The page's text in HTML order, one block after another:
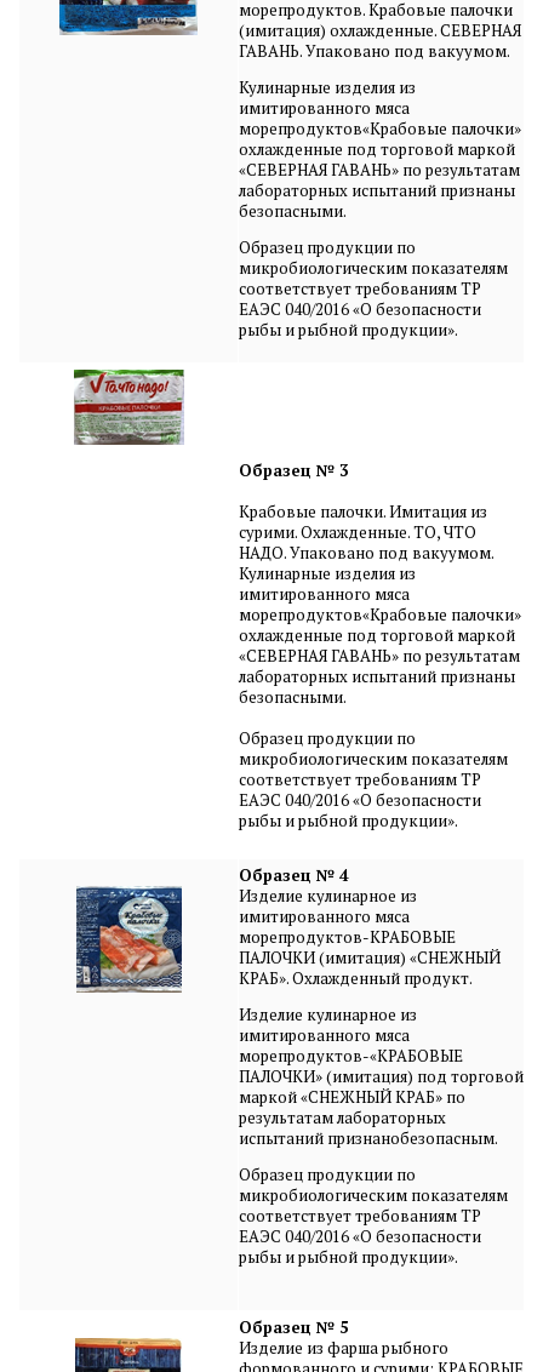
морепродуктов. Крабовые палочки
(имитация) охлажденные. СЕВЕРНАЯ
ГАВАНЬ. Упаковано под вакуумом.
Кулинарные изделия из
имитированного мяса
морепродуктов«Крабовые палочки»
охлажденные под торговой маркой
«СЕВЕРНАЯ ГАВАНЬ» по результатам
лабораторных испытаний признаны
безопасными.
Образец продукции по
микробиологическим показателям
соответствует требованиям ТР
ЕАЭС 040/2016 «О безопасности
рыбы и рыбной продукции».
Образец № 3
Крабовые палочки. Имитация из
сурими. Охлажденные. ТО, ЧТО
НАДО. Упаковано под вакуумом.
Кулинарные изделия из
имитированного мяса
морепродуктов«Крабовые палочки»
охлажденные под торговой маркой
«СЕВЕРНАЯ ГАВАНЬ» по результатам
лабораторных испытаний признаны
безопасными.
Образец продукции по
микробиологическим показателям
соответствует требованиям ТР
ЕАЭС 040/2016 «О безопасности
рыбы и рыбной продукции».
Образец № 4
Изделие кулинарное из
имитированного мяса
морепродуктов-КРАБОВЫЕ
ПАЛОЧКИ (имитация) «СНЕЖНЫЙ
КРАБ». Охлажденный продукт.
Изделие кулинарное из
имитированного мяса
морепродуктов-«КРАБОВЫЕ
ПАЛОЧКИ» (имитация) под торговой
маркой «СНЕЖНЫЙ КРАБ» по
результатам лабораторных
испытаний признанобезопасным.
Образец продукции по
микробиологическим показателям
соответствует требованиям ТР
ЕАЭС 040/2016 «О безопасности
рыбы и рыбной продукции».
Образец № 5
Изделие из фарша рыбного